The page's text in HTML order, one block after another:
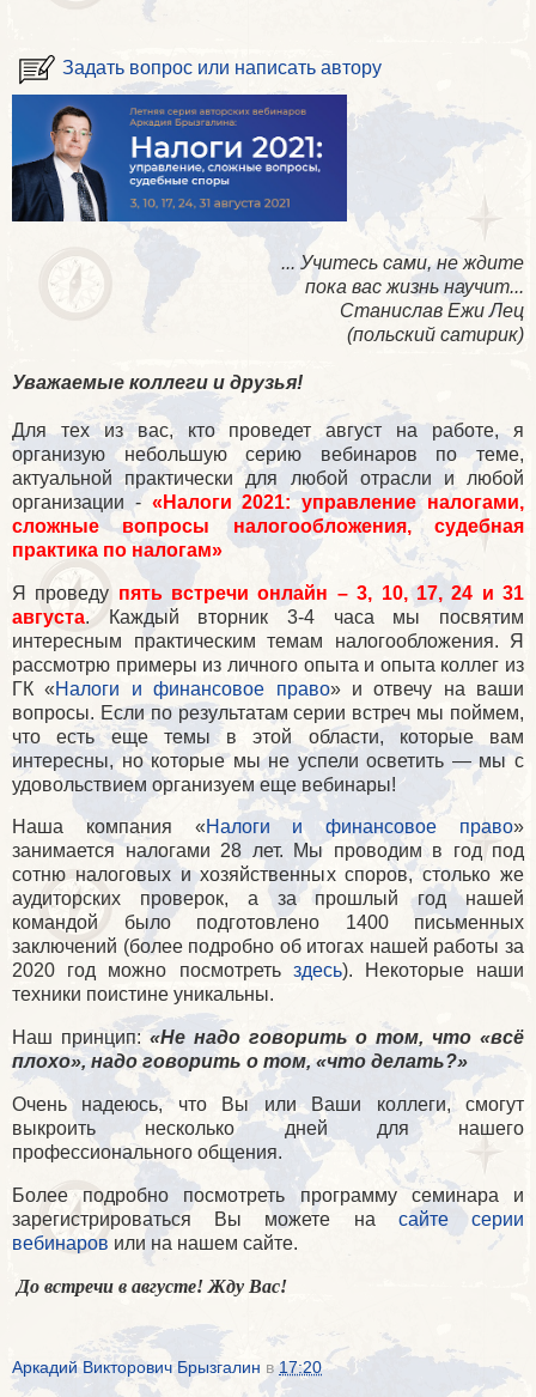
Задать вопрос или написать автору
... Учитесь сами, не ждите
пока вас жизнь научит...
Станислав Ежи Лец
(польский сатирик)
Уважаемые коллеги и друзья!
Для тех из вас, кто проведет август на работе, я
организую небольшую серию вебинаров по теме,
актуальной практически для любой отрасли и любой
организации - «Налоги 2021: управление налогами,
сложные вопросы налогообложения, судебная
практика по налогам»
Я проведу пять встречи онлайн – 3, 10, 17, 24 и 31
августа. Каждый вторник 3-4 часа мы посвятим
интересным практическим темам налогообложения. Я
рассмотрю примеры из личного опыта и опыта коллег из
ГК «Налоги и финансовое право» и отвечу на ваши
вопросы. Если по результатам серии встреч мы поймем,
что есть еще темы в этой области, которые вам
интересны, но которые мы не успели осветить — мы с
удовольствием организуем еще вебинары!
Наша компания «Налоги и финансовое право»
занимается налогами 28 лет. Мы проводим в год под
сотню налоговых и хозяйственных споров, столько же
аудиторских проверок, а за прошлый год нашей
командой было подготовлено 1400 письменных
заключений (более подробно об итогах нашей работы за
2020 год можно посмотреть здесь). Некоторые наши
техники поистине уникальны.
Наш принцип: «Не надо говорить о том, что «всё
плохо», надо говорить о том, «что делать?»
Очень надеюсь, что Вы или Ваши коллеги, смогут
выкроить несколько дней для нашего
профессионального общения.
Более подробно посмотреть программу семинара и
зарегистрироваться Вы можете на сайте серии
вебинаров или на нашем сайте.
До встречи в августе! Жду Вас!
Аркадий Викторович Брызгалин в17:20